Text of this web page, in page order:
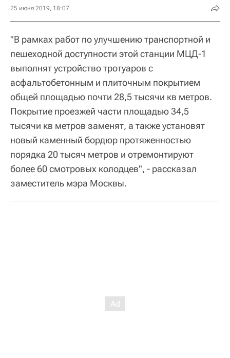
25 июня 2019, 18:07
"В рамках работ по улучшению транспортной и
пешеходной доступности этой станции МЦД-1
выполнят устройство тротуаров с
асфальтобетонным и плиточным покрытием
общей площадью почти 28,5 тысячи кв метров.
Покрытие проезжей части площадью 34,5
тысячи кв метров заменят, а также установят
новый каменный бордюр протяженностью
порядка 20 тысяч метров и отремонтируют
более 60 смотровых колодцев", - рассказал
заместитель мэра Москвы.